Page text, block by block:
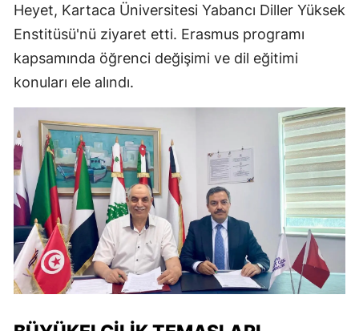
Heyet, Kartaca Üniversitesi Yabancı Diller Yüksek
Enstitüsü'nü ziyaret etti. Erasmus programı
kapsamında öğrenci değişimi ve dil eğitimi
konuları ele alındı.